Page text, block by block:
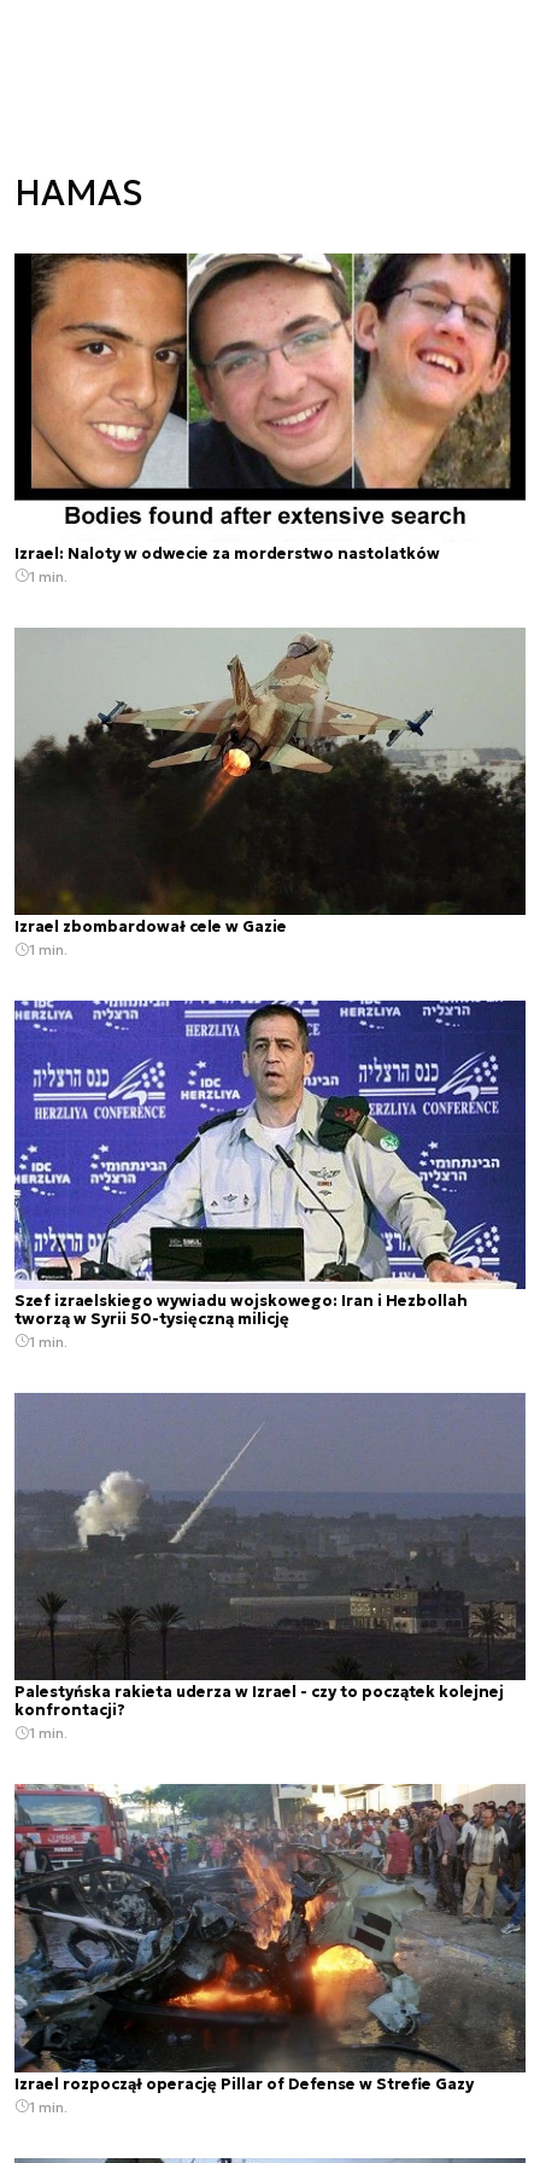
HAMAS
Izrael: Naloty w odwecie za morderstwo nastolatków
1 min.
Izrael zbombardował cele w Gazie
1 min.
Szef izraelskiego wywiadu wojskowego: Iran i Hezbollah
tworzą w Syrii 50-tysięczną milicję
1 min.
Palestyńska rakieta uderza w Izrael - czy to początek kolejnej
konfrontacji?
1 min.
Izrael rozpoczął operację Pillar of Defense w Strefie Gazy
1 min.